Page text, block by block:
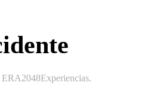
ERA2048Experiencias.